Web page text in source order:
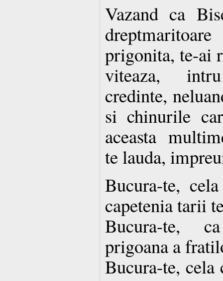
Vazand ca
prigonita, te-ai
viteaza,
credinte,
si chinurile
aceasta
te lauda,
Bucura-te,
capetenia tarii
Bucura-te,
prigoana a
Bucura-te,